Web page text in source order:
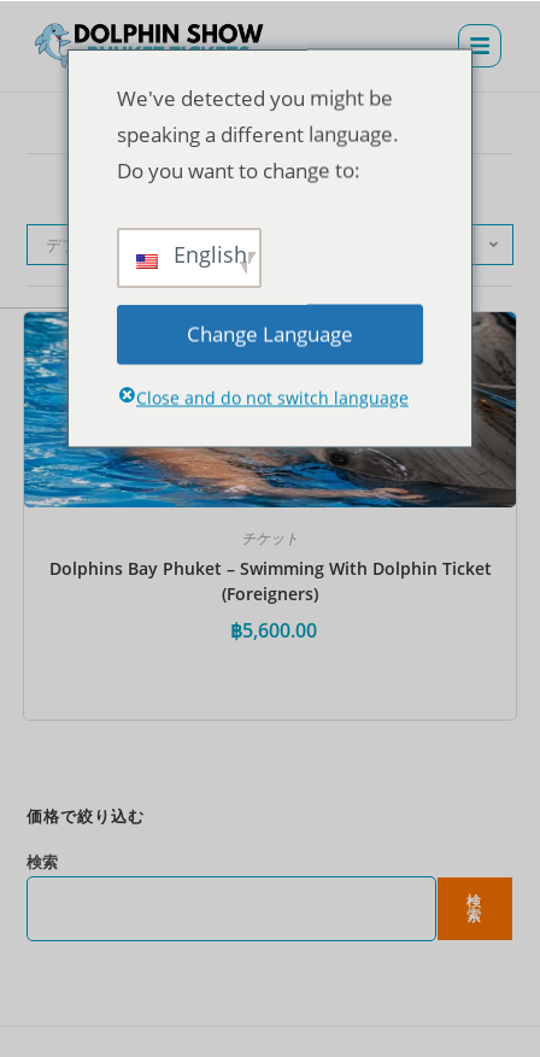
デフォルト表示
チケット
Dolphins Bay Phuket – Swimming With Dolphin Ticket
(Foreigners)
฿5,600.00
価格で絞り込む
検索
検
索
We've detected you might be
speaking a different language.
Do you want to change to:
English
Change Language
Close and do not switch language